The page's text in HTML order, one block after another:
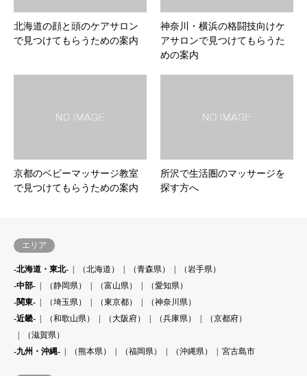
北海道の顔と頭のケアサロン
で見つけてもらうための案内
神奈川・横浜の格闘技向けケ
アサロンで見つけてもらうた
めの案内
京都のベビーマッサージ教室
で見つけてもらうための案内
所沢で生活圏のマッサージを
探す方へ
エリア
-北海道・東北- （北海道） （青森県）
（岩手県）
-中部-
（静岡県） （富山県）
（愛知県）
-関東-
（埼玉県） （東京都）
（神奈川県）
-近畿-
（和歌山県） （大阪府） （兵庫県）
（京都府）
（滋賀県）
-九州・沖縄-
（熊本県） （福岡県） （沖縄県） 宮古島市